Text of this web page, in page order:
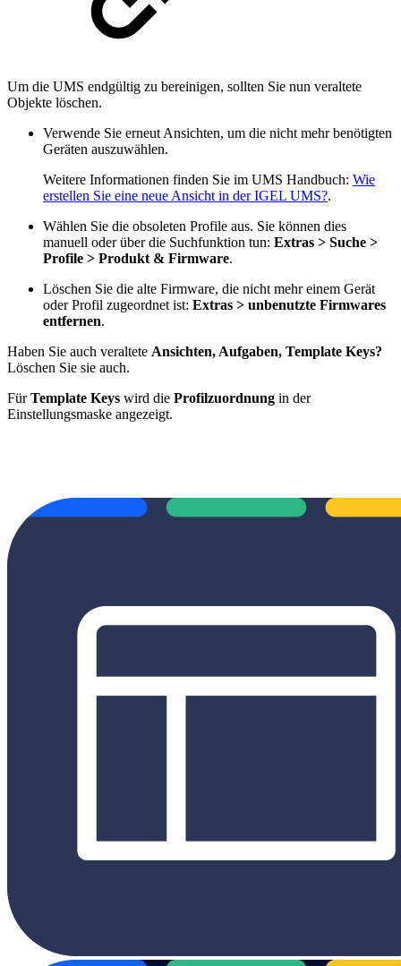
Um die UMS endgültig zu bereinigen, sollten Sie nun veraltete
Objekte löschen.
Verwende Sie erneut Ansichten, um die nicht mehr benötigten
Geräten auszuwählen.
Weitere Informationen finden Sie im UMS Handbuch: Wie
erstellen Sie eine neue Ansicht in der IGEL UMS?.
Wählen Sie die obsoleten Profile aus. Sie können dies
manuell oder über die Suchfunktion tun: Extras > Suche >
Profile > Produkt & Firmware.
Löschen Sie die alte Firmware, die nicht mehr einem Gerät
oder Profil zugeordnet ist: Extras > unbenutzte Firmwares
entfernen.
Haben Sie auch veraltete Ansichten, Aufgaben, Template Keys?
Löschen Sie sie auch.
FürTemplate Keys wird die Profilzuordnung in der
Einstellungsmaske angezeigt.